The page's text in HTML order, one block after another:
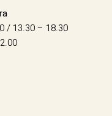
/ 13.30 – 18.30